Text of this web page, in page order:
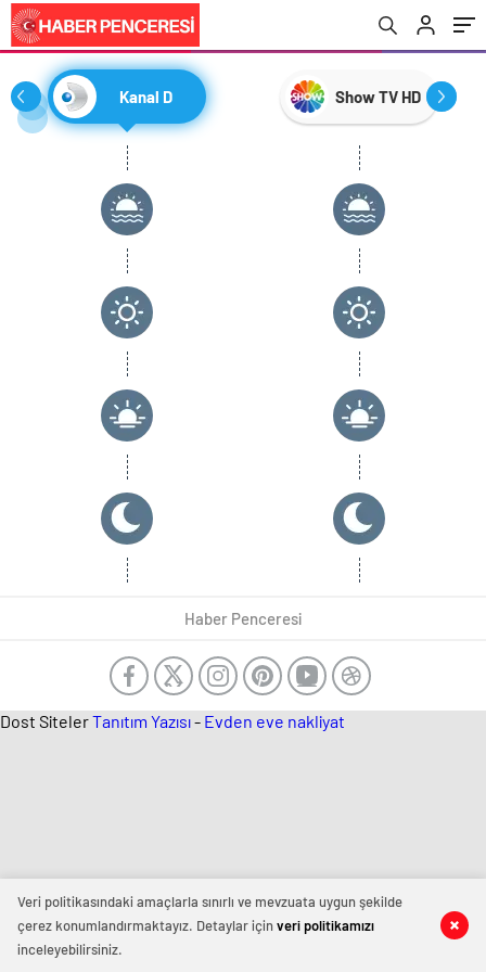
Kanal D Show TV HD
Haber Penceresi
Veri politikasındaki amaçlarla sınırlı ve mevzuata uygun şekilde
çerez konumlandırmaktayız. Detaylar içinveri politikamızı
inceleyebilirsiniz.
Dost SitelerTanıtım Yazısı- Evden eve nakliyat